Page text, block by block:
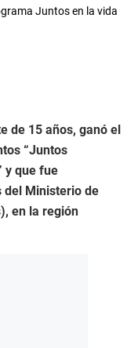
Juntos en la vida
de 15 años, ganó el
“Juntos
y que fue
del Ministerio de
en la región